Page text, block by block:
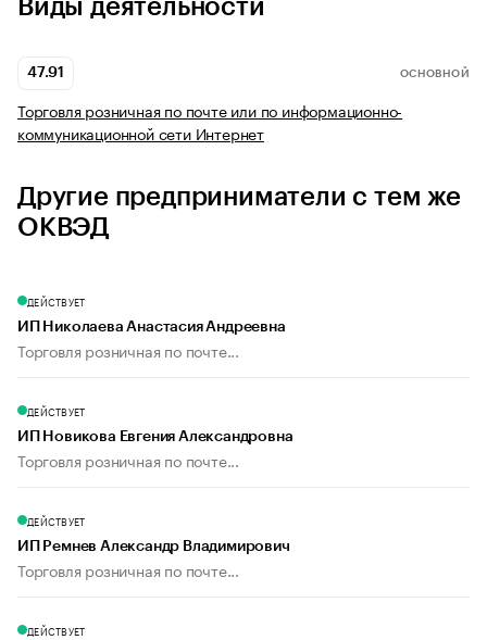
Виды деятельности
47.91 ОСНОВНОЙ
Торговля розничная по почте или по информационно-
коммуникационной сети Интернет
Другие предприниматели с тем же
ОКВЭД
ДЕЙСТВУЕТ
ИП Николаева Анастасия Андреевна
Торговля розничная по почте...
ДЕЙСТВУЕТ
ИП Новикова Евгения Александровна
Торговля розничная по почте...
ДЕЙСТВУЕТ
ИП Ремнев Александр Владимирович
Торговля розничная по почте...
ДЕЙСТВУЕТ